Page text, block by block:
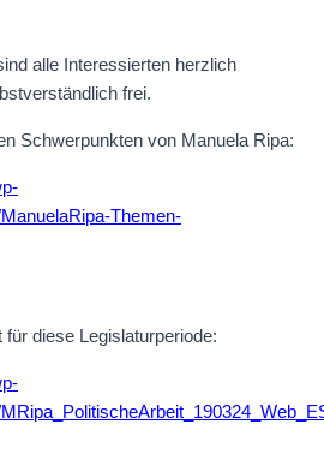
alle Interessierten herzlich
frei.
Schwerpunkten von Manuela Ripa:
Themen-
für diese Legislaturperiode: